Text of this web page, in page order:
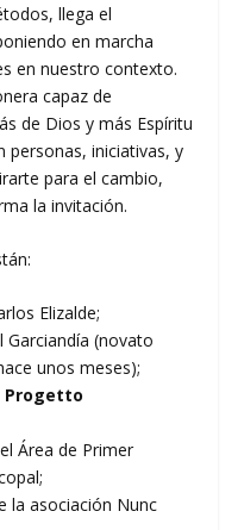
llega el
en marcha
en nuestro contexto.
capaz de
de Dios y más Espíritu
personas, iniciativas, y
para el cambio,
la invitación.
Elizalde;
Garciandía (novato
unos meses);
Progetto
Área de Primer
la asociación Nunc